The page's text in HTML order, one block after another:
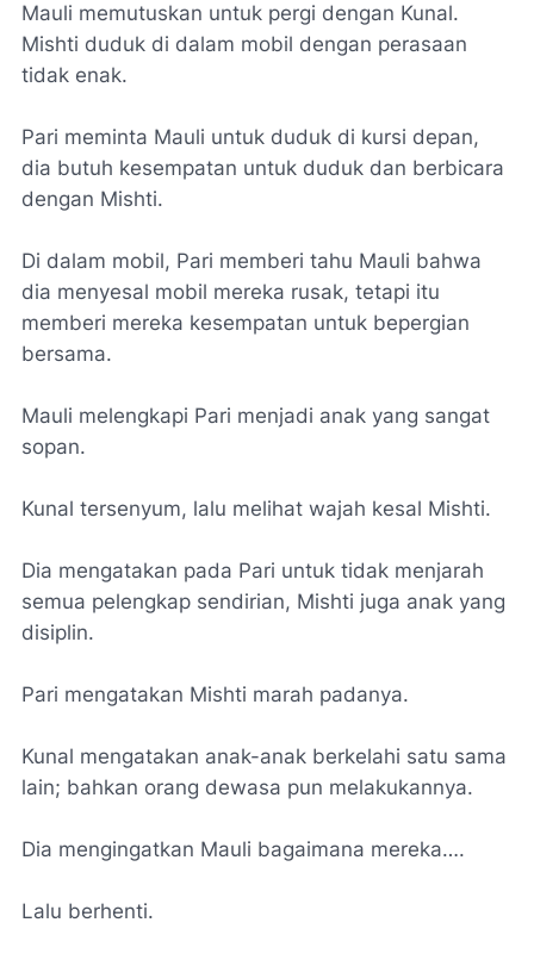
Mauli memutuskan untuk pergi dengan Kunal.
Mishti duduk di dalam mobil dengan perasaan
tidak enak.
Pari meminta Mauli untuk duduk di kursi depan,
dia butuh kesempatan untuk duduk dan berbicara
dengan Mishti.
Di dalam mobil, Pari memberi tahu Mauli bahwa
dia menyesal mobil mereka rusak, tetapi itu
memberi mereka kesempatan untuk bepergian
bersama.
Mauli melengkapi Pari menjadi anak yang sangat
sopan.
Kunal tersenyum, lalu melihat wajah kesal Mishti.
Dia mengatakan pada Pari untuk tidak menjarah
semua pelengkap sendirian, Mishti juga anak yang
disiplin.
Pari mengatakan Mishti marah padanya.
Kunal mengatakan anak-anak berkelahi satu sama
lain; bahkan orang dewasa pun melakukannya.
Dia mengingatkan Mauli bagaimana mereka….
Lalu berhenti.